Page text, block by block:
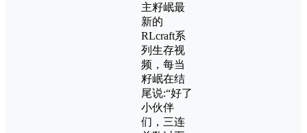
主籽岷最
新的
RLcraft系
列生存视
频，每当
籽岷在结
尾说:“好了
小伙伴
们，三连